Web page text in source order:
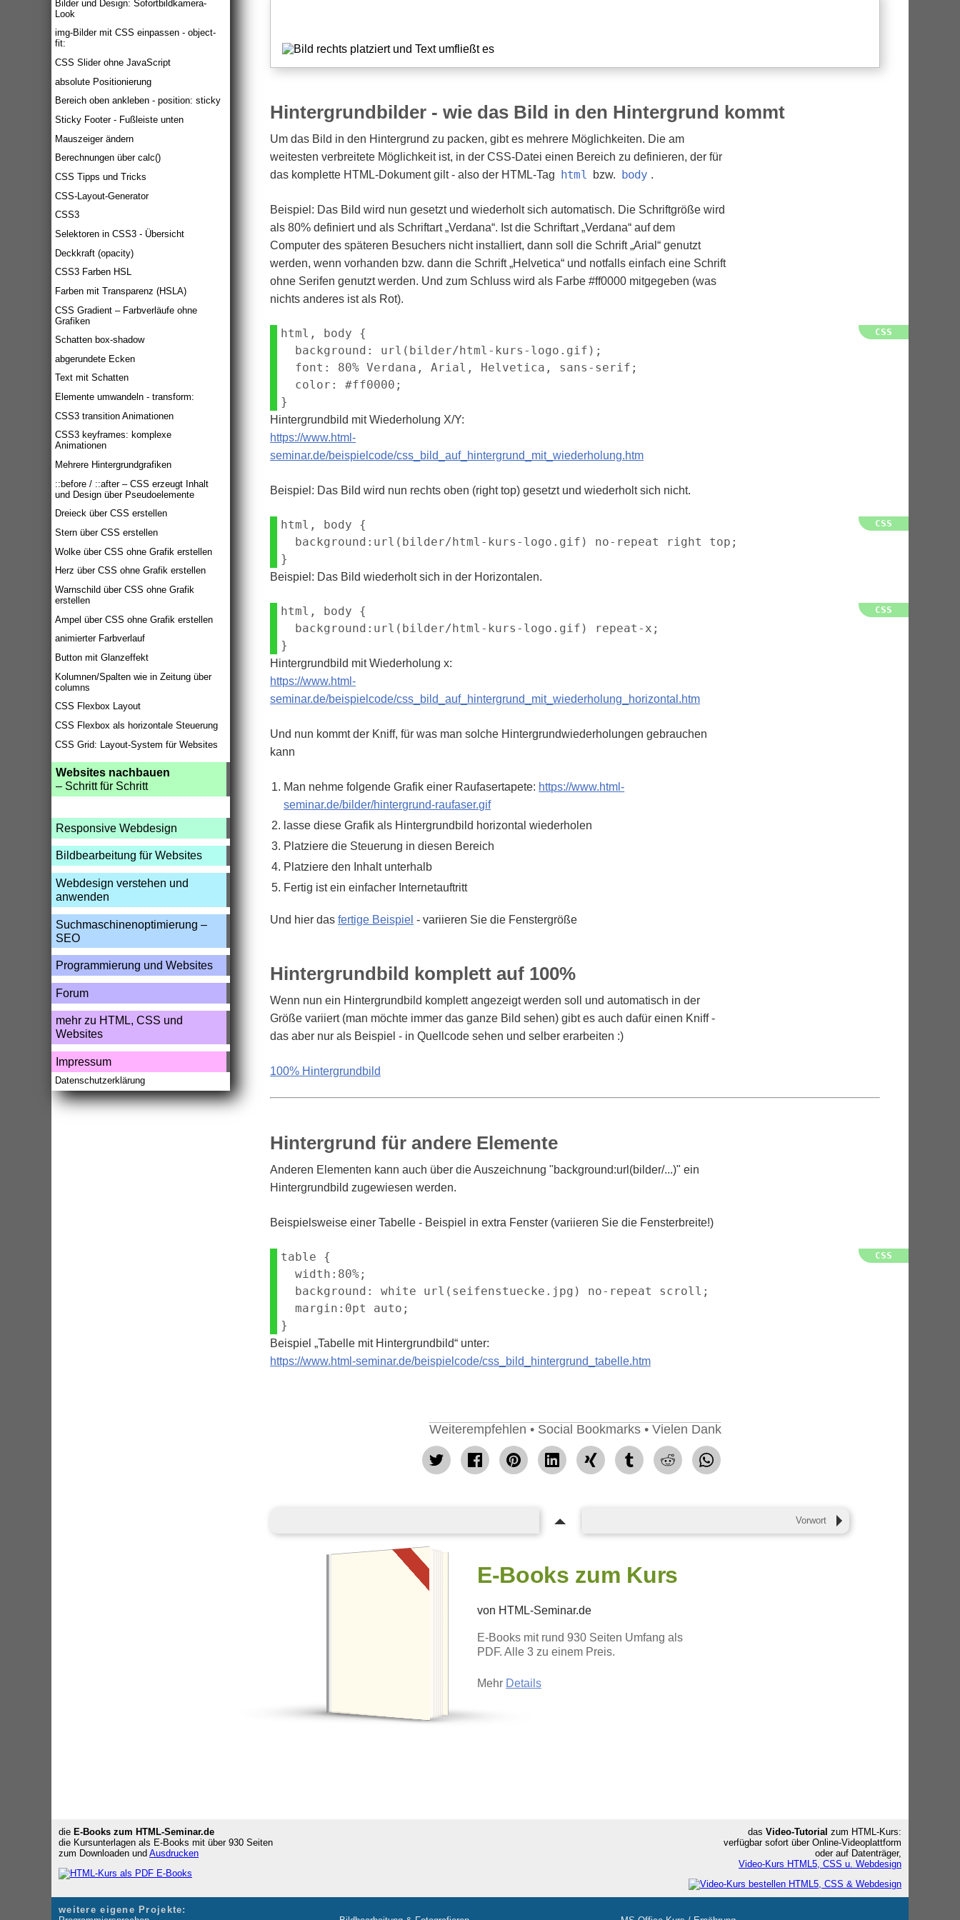
Hintergrundbilder - wie das Bild in den Hintergrund kommt
Um das Bild in den Hintergrund zu packen, gibt es mehrere Möglichkeiten. Die am
weitesten verbreitete Möglichkeit ist, in der CSS-Datei einen Bereich zu definieren, der für
das komplette HTML-Dokument gilt - also der HTML-Tag
html bzw. body .
Beispiel: Das Bild wird nun gesetzt und wiederholt sich automatisch. Die Schriftgröße wird
als 80% definiert und als Schriftart „Verdana“. Ist die Schriftart „Verdana“ auf dem
Computer des späteren Besuchers nicht installiert, dann soll die Schrift „Arial“ genutzt
werden, wenn vorhanden bzw. dann die Schrift „Helvetica“ und notfalls einfach eine Schrift
ohne Serifen genutzt werden. Und zum Schluss wird als Farbe #ff0000 mitgegeben (was
nichts anderes ist als Rot).
html, body {
  background: url(bilder/html-kurs-logo.gif);
  font: 80% Verdana, Arial, Helvetica, sans-serif;
  color: #ff0000;
Hintergrundbild mit Wiederholung X/Y:
https://www.html-
seminar.de/beispielcode/css_bild_auf_hintergrund_mit_wiederholung.htm
Beispiel: Das Bild wird nun rechts oben (right top) gesetzt und wiederholt sich nicht.
html, body {
  background:url(bilder/html-kurs-logo.gif) no-repeat right top;
Beispiel: Das Bild wiederholt sich in der Horizontalen.
html, body {
  background:url(bilder/html-kurs-logo.gif) repeat-x;
Hintergrundbild mit Wiederholung x:
https://www.html-
seminar.de/beispielcode/css_bild_auf_hintergrund_mit_wiederholung_horizontal.htm
Und nun kommt der Kniff, für was man solche Hintergrundwiederholungen gebrauchen
kann
Man nehme folgende Grafik einer Raufasertapete: https://www.html-
seminar.de/bilder/hintergrund-raufaser.gif
lasse diese Grafik als Hintergrundbild horizontal wiederholen
Platziere die Steuerung in diesen Bereich
Platziere den Inhalt unterhalb
Fertig ist ein einfacher Internetauftritt
Und hier das fertige Beispiel - variieren Sie die Fenstergröße
Hintergrundbild komplett auf 100%
Wenn nun ein Hintergrundbild komplett angezeigt werden soll und automatisch in der
Größe variiert (man möchte immer das ganze Bild sehen) gibt es auch dafür einen Kniff -
das aber nur als Beispiel - in Quellcode sehen und selber erarbeiten :)
100% Hintergrundbild
Hintergrund für andere Elemente
Anderen Elementen kann auch über die Auszeichnung "background:url(bilder/...)" ein
Hintergrundbild zugewiesen werden.
Beispielsweise einer Tabelle - Beispiel in extra Fenster (variieren Sie die Fensterbreite!)
table {
  width:80%;
  background: white url(seifenstuecke.jpg) no-repeat scroll;
  margin:0pt auto;
Beispiel „Tabelle mit Hintergrundbild“ unter:
https://www.html-seminar.de/beispielcode/css_bild_hintergrund_tabelle.htm
Weiterempfehlen • Social Bookmarks • Vielen Dank
tweet
Facebook
teilen
pin
mitteilen teilen teilen teilen
Vorwort
E-Books zum Kurs
von HTML-Seminar.de
E-Books mit rund 930 Seiten Umfang als
PDF. Alle 3 zu einem Preis.
Mehr Details
Bilder und Design: Sofortbildkamera-
Look
img-Bilder mit CSS einpassen - object-
fit:
CSS Slider ohne JavaScript
absolute Positionierung
Bereich oben ankleben - position: sticky
Sticky Footer - Fußleiste unten
Mauszeiger ändern
Berechnungen über calc()
CSS Tipps und Tricks
CSS-Layout-Generator
CSS3
Selektoren in CSS3 - Übersicht
Deckkraft (opacity)
CSS3 Farben HSL
Farben mit Transparenz (HSLA)
CSS Gradient – Farbverläufe ohne
Grafiken
Schatten box-shadow
abgerundete Ecken
Text mit Schatten
Elemente umwandeln - transform:
CSS3 transition Animationen
CSS3 keyframes: komplexe
Animationen
Mehrere Hintergrundgrafiken
::before / ::after – CSS erzeugt Inhalt
und Design über Pseudoelemente
Dreieck über CSS erstellen
Stern über CSS erstellen
Wolke über CSS ohne Grafik erstellen
Herz über CSS ohne Grafik erstellen
Warnschild über CSS ohne Grafik
erstellen
Ampel über CSS ohne Grafik erstellen
animierter Farbverlauf
Button mit Glanzeffekt
Kolumnen/Spalten wie in Zeitung über
columns
CSS Flexbox Layout
CSS Flexbox als horizontale Steuerung
CSS Grid: Layout-System für Websites
Websites nachbauen
– Schritt für Schritt
Responsive Webdesign
Bildbearbeitung für Websites
Webdesign verstehen und
anwenden
Suchmaschinenoptimierung –
SEO
Programmierung und Websites
Forum
mehr zu HTML, CSS und
Websites
Impressum
Datenschutzerklärung
die E-Books zum HTML-Seminar.de
die Kursunterlagen als E-Books mit über 930 Seiten
zum Downloaden und Ausdrucken
das Video-Tutorial zum HTML-Kurs:
verfügbar sofort über Online-Videoplattform
oder auf Datenträger,
Video-Kurs HTML5, CSS u. Webdesign
weitere eigene Projekte: